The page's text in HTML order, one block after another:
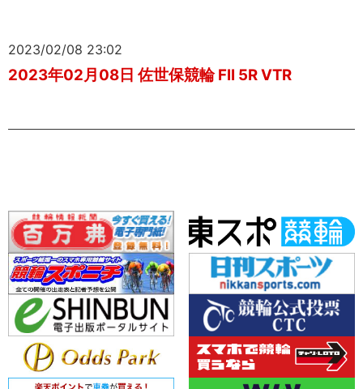
2023/02/08 23:02
2023年02月08日 佐世保競輪 FII 5R VTR